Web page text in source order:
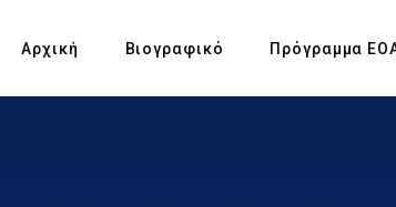
Αρχική Βιογραφικό Πρόγραμμα